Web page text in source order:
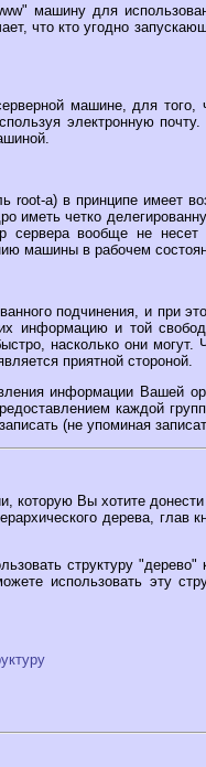
машину для
что кто угодно
машине, для
электронную
root-а) в принципе имеет
иметь четко
вообще не несет
машины в рабочем
подчинения, и при
информацию и той
насколько они могут.
приятной стороной.
информации Вашей
каждой
(не упоминая
которую Вы хотите
дерева, глав
структуру
использовать эту